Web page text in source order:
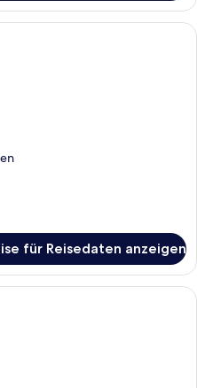
Ein modernes Schlafzimmer mit
für Reisedaten anzeigen
Ein modernes Badezimmer mit zwei